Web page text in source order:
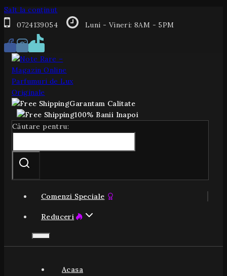
Salt la conținut
0724139054
Luni - Vineri: 8AM - 5PM
Garantam Calitate
100% Banii Inapoi
Căutare pentru:
Comenzi Speciale
Reduceri
Acasa